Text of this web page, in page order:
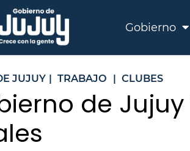
Gobierno
JUJUY | TRABAJO | CLUBES
de